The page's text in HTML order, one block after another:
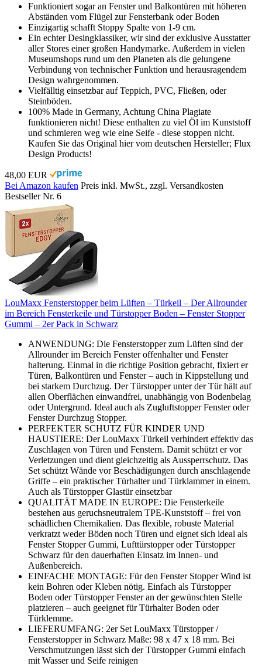
Funktioniert sogar an Fenster und Balkontüren mit höheren
Abständen vom Flügel zur Fensterbank oder Boden
Einzigartig schafft Stoppy Spalte von 1-9 cm.
Ein echter Desingklassiker, wir sind der exklusive Ausstatter
aller Stores einer großen Handymarke. Außerdem in vielen
Museumshops rund um den Planeten als die gelungene
Verbindung von technischer Funktion und herausragendem
Design wahrgenommen.
Vielfälltig einsetzbar auf Teppich, PVC, Fließen, oder
Steinböden.
100% Made in Germany, Achtung China Plagiate
funktionieren nicht! Diese enthalten zu viel Öl im Kunststoff
und schmieren weg wie eine Seife - diese stoppen nicht.
Kaufen Sie das Original hier vom deutschen Hersteller; Flux
Design Products!
48,00 EUR
Bei Amazon kaufen Preis inkl. MwSt., zzgl. Versandkosten
Bestseller Nr. 6
LouMaxx Fensterstopper beim Lüften – Türkeil – Der Allrounder
im Bereich Fensterkeile und Türstopper Boden – Fenster Stopper
Gummi – 2er Pack in Schwarz
ANWENDUNG: Die Fensterstopper zum Lüften sind der
Allrounder im Bereich Fenster offenhalter und Fenster
halterung. Einmal in die richtige Position gebracht, fixiert er
Türen, Balkontüren und Fenster – auch in Kippstellung und
bei starkem Durchzug. Der Türstopper unter der Tür hält auf
allen Oberflächen einwandfrei, unabhängig von Bodenbelag
oder Untergrund. Ideal auch als Zugluftstopper Fenster oder
Fenster Durchzug Stopper.
PERFEKTER SCHUTZ FÜR KINDER UND
HAUSTIERE: Der LouMaxx Türkeil verhindert effektiv das
Zuschlagen von Türen und Fenstern. Damit schützt er vor
Verletzungen und dient gleichzeitig als Aussperrschutz. Das
Set schützt Wände vor Beschädigungen durch anschlagende
Griffe – ein praktischer Türhalter und Türklammer in einem.
Auch als Türstopper Glastür einsetzbar
QUALITÄT MADE IN EUROPE: Die Fensterkeile
bestehen aus geruchsneutralem TPE-Kunststoff – frei von
schädlichen Chemikalien. Das flexible, robuste Material
verkratzt weder Böden noch Türen und eignet sich ideal als
Fenster Stopper Gummi, Lufttürstopper oder Türstopper
Schwarz für den dauerhaften Einsatz im Innen- und
Außenbereich.
EINFACHE MONTAGE: Für den Fenster Stopper Wind ist
kein Bohren oder Kleben nötig. Einfach als Türstopper
Boden oder Türstopper Fenster an der gewünschten Stelle
platzieren – auch geeignet für Türhalter Boden oder
Türklemme.
LIEFERUMFANG: 2er Set LouMaxx Türstopper /
Fensterstopper in Schwarz Maße: 98 x 47 x 18 mm. Bei
Verschmutzungen lässt sich der Türstopper Gummi einfach
mit Wasser und Seife reinigen